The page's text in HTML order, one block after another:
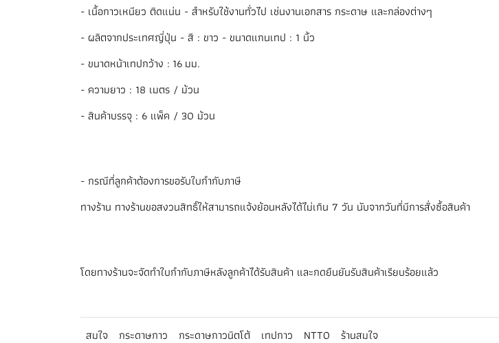
- เนื้อกาวเหนียว ติดแน่น - สำหรับใช้งานทั่วไป เช่นงานเอกสาร กระดาษ และกล่องต่างๆ
- ผลิตจากประเทศญี่ปุ่น - สี : ขาว - ขนาดแกนเทป : 1 นิ้ว
- ขนาดหน้าเทปกว้าง : 16 มม.
- ความยาว : 18 เมตร / ม้วน
- สินค้าบรรจุ : 6 แพ็ค / 30 ม้วน
- กรณีที่ลูกค้าต้องการขอรับใบกำกับภาษี
ทางร้าน ทางร้านขอสงวนสิทธิ์ให้สามารถแจ้งย้อนหลังได้ไม่เกิน 7 วัน นับจากวันที่มีการสั่งซื้อสินค้า
โดยทางร้านจะจัดทำใบกำกับภาษีหลังลูกค้าได้รับสินค้า และกดยืนยันรับสินค้าเรียบร้อยแล้ว
สมใจ กระดาษกาว กระดาษกาวนิตโต้ เทปกาว NTTO ร้านสมใจ